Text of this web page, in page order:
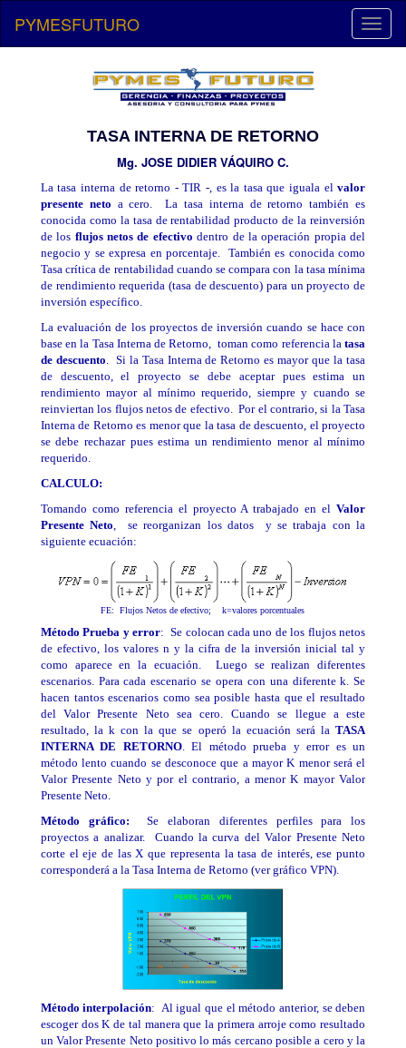
PYMESFUTURO
TASA INTERNA DE RETORNO
Mg. JOSE DIDIER VÁQUIRO C.(current)
La tasa interna de retorno - TIR -, es la tasa que iguala elvalor
presente neto a cero. La tasa interna de retorno también es
conocida como la tasa de rentabilidad producto de la reinversión
de los flujos netos de efectivo dentro de la operación propia del
negocio y se expresa en porcentaje. También es conocida como
Tasa crítica de rentabilidad cuando se compara con la tasa mínima
de rendimiento requerida (tasa de descuento) para un proyecto de
inversión específico.
La evaluación de los proyectos de inversión cuando se hace con
base en la Tasa Interna de Retorno, toman como referencia latasa
de descuento. Si la Tasa Interna de Retorno es mayor que la tasa
de descuento, el proyecto se debe aceptar pues estima un
rendimiento mayor al mínimo requerido, siempre y cuando se
reinviertan los flujos netos de efectivo. Por el contrario, si la Tasa
Interna de Retorno es menor que la tasa de descuento, el proyecto
se debe rechazar pues estima un rendimiento menor al mínimo
requerido.
CALCULO:
Tomando como referencia el proyecto A trabajado en elValor
Presente Neto, se reorganizan los datos y se trabaja con la
siguiente ecuación:
FE: Flujos Netos de efectivo; k=valores porcentuales
Método Prueba y error: Se colocan cada uno de los flujos netos
de efectivo, los valores n y la cifra de la inversión inicial tal y
como aparece en la ecuación. Luego se realizan diferentes
escenarios. Para cada escenario se opera con una diferente k. Se
hacen tantos escenarios como sea posible hasta que el resultado
del Valor Presente Neto sea cero. Cuando se llegue a este
resultado, la k con la que se operó la ecuación será laTASA
INTERNA DE RETORNO. El método prueba y error es un
método lento cuando se desconoce que a mayor K menor será el
Valor Presente Neto y por el contrario, a menor K mayor Valor
Presente Neto.
Método gráfico:Se elaboran diferentes perfiles para los
proyectos a analizar. Cuando la curva del Valor Presente Neto
corte el eje de las X que representa la tasa de interés, ese punto
corresponderá a la Tasa Interna de Retorno (ver gráfico VPN).
Método interpolación: Al igual que el método anterior, se deben
escoger dos K de tal manera que la primera arroje como resultado
un Valor Presente Neto positivo lo más cercano posible a cero y la